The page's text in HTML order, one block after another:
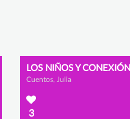
LOS NIÑOS Y CONEXIÓN
Cuentos, Julia
3